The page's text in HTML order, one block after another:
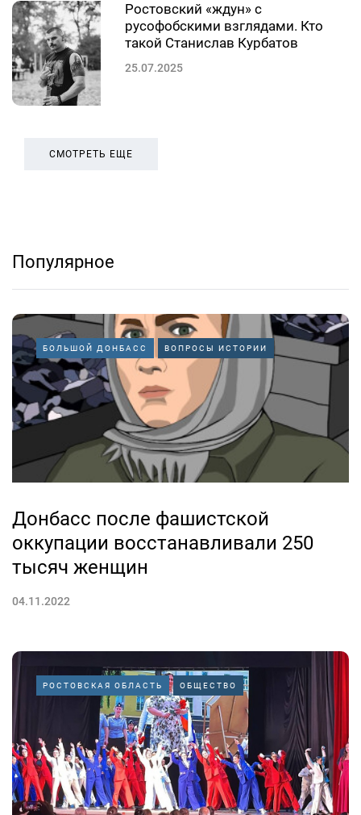
Ростовский «ждун» с
русофобскими взглядами. Кто
такой Станислав Курбатов
25.07.2025
СМОТРЕТЬ ЕЩЕ
Популярное
БОЛЬШОЙ ДОНБАСС ВОПРОСЫ ИСТОРИИ
Донбасс после фашистской
оккупации восстанавливали 250
тысяч женщин
04.11.2022
РОСТОВСКАЯ ОБЛАСТЬ ОБЩЕСТВО